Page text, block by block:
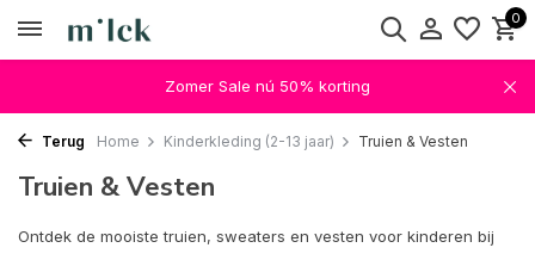
0
Zomer Sale nú 50% korting
Terug Home Kinderkleding (2-13 jaar) Truien & Vesten
Truien & Vesten
Ontdek de mooiste truien, sweaters en vesten voor kinderen bij